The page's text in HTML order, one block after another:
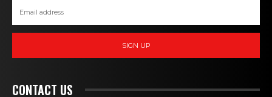
SIGN UP
CONTACT US